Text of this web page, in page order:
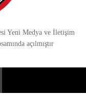
Yeni Medya ve İletişim
açılmıştır